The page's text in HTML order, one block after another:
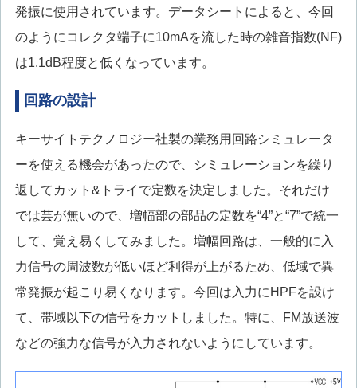
発振に使用されています。データシートによると、今回
のようにコレクタ端子に10mAを流した時の雑音指数(NF)
は1.1dB程度と低くなっています。
回路の設計
キーサイトテクノロジー社製の業務用回路シミュレータ
ーを使える機会があったので、シミュレーションを繰り
返してカット&トライで定数を決定しました。それだけ
では芸が無いので、増幅部の部品の定数を“4”と“7”で統一
して、覚え易くしてみました。増幅回路は、一般的に入
力信号の周波数が低いほど利得が上がるため、低域で異
常発振が起こり易くなります。今回は入力にHPFを設け
て、帯域以下の信号をカットしました。特に、FM放送波
などの強力な信号が入力されないようにしています。